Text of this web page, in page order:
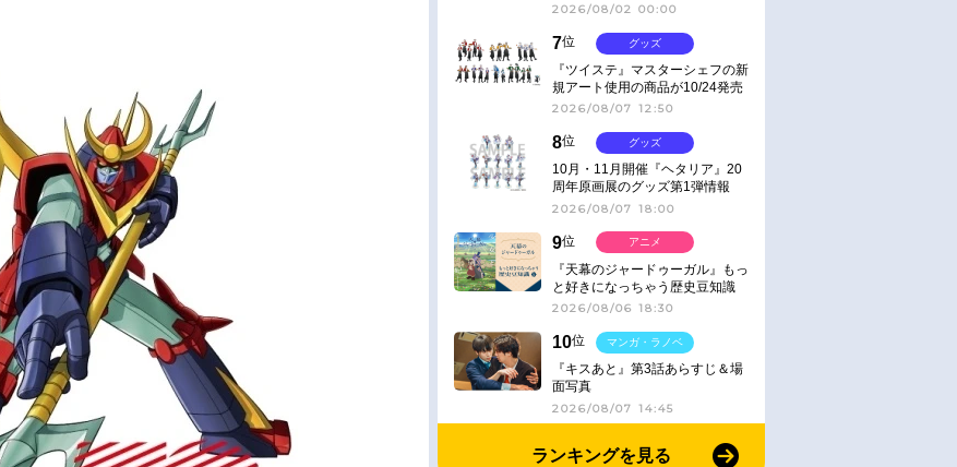
【名作・話題作】｜ジャンル別人
2026/08/02 00:00
7位
『ツイステ』マスターシェフの新
規アート使用の商品が10/24発売
2026/08/07 12:50
グッズ
8位
10月・11月開催『ヘタリア』20
周年原画展のグッズ第1弾情報
2026/08/07 18:00
グッズ
9位
『天幕のジャードゥーガル』もっ
と好きになっちゃう歴史豆知識
2026/08/06 18:30
アニメ
10位
『キスあと』第3話あらすじ＆場
面写真
2026/08/07 14:45
マンガ・ラノベ
ランキングを見る